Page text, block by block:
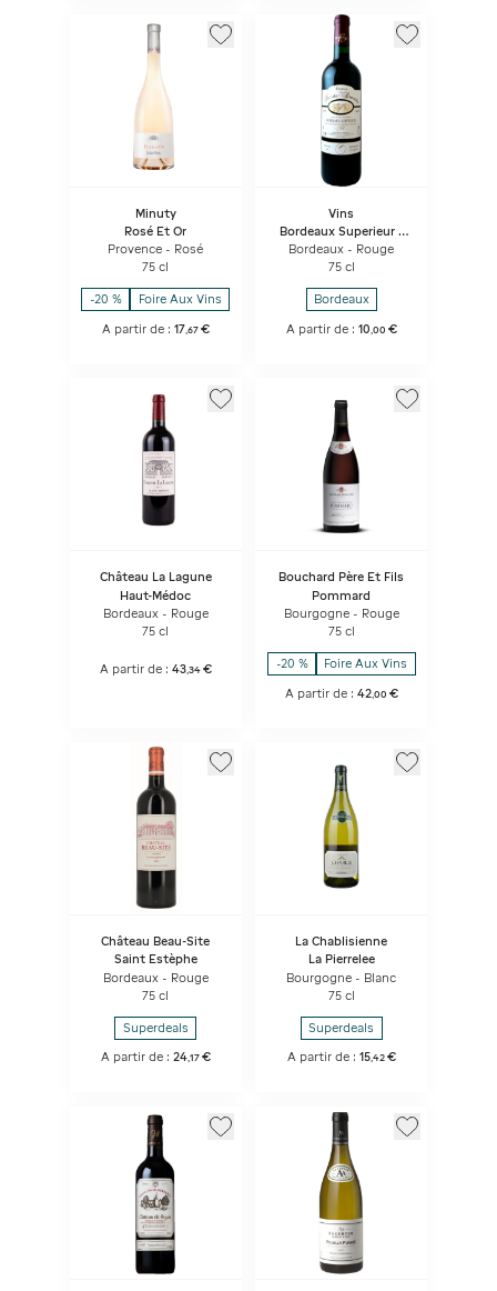
Minuty
Rosé Et Or
Provence - Rosé
75 cl
-20 % Foire Aux Vins
A partir de : 17 67 €
Vins
Bordeaux Superieur -
Château De La Haute
Brande
Bordeaux - Rouge
75 cl
Bordeaux
A partir de : 10 00 €
Château La Lagune
Haut-Médoc
Bordeaux - Rouge
75 cl
A partir de : 43,34 €
Bouchard Père Et Fils
Pommard
Bourgogne - Rouge
75 cl
-20 % Foire Aux Vins
A partir de : 42, 00 €
Château Beau-Site
Saint Estèphe
Bordeaux - Rouge
75 cl
Superdeals
A partir de : 24,17 €
La Chablisienne
La Pierrelee
Bourgogne - Blanc
75 cl
Superdeals
A partir de : 15,42 €